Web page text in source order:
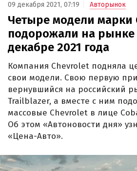
09 декабря 2021, 07:19 Авторынок
Четыре модели марки
подорожали на
декабре 2021 года
Компания Chevrolet подняла
свои модели. Свою первую
вернувшийся на российский
Trailblazer, а вместе с ним
массовые Chevrolet в лице
Об этом «Автоновости дня»
«Цена-Авто».